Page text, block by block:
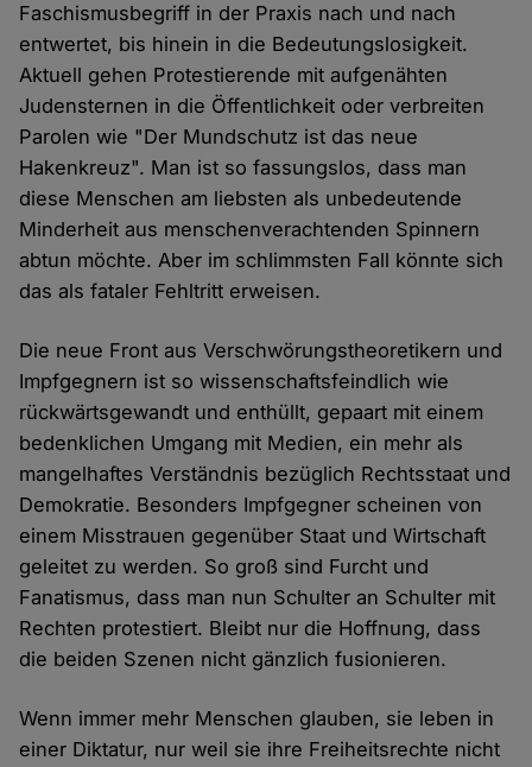
Faschismusbegriff in der Praxis nach und nach
entwertet, bis hinein in die Bedeutungslosigkeit.
Aktuell gehen Protestierende mit aufgenähten
Judensternen in die Öffentlichkeit oder verbreiten
Parolen wie "Der Mundschutz ist das neue
Hakenkreuz". Man ist so fassungslos, dass man
diese Menschen am liebsten als unbedeutende
Minderheit aus menschenverachtenden Spinnern
abtun möchte. Aber im schlimmsten Fall könnte sich
das als fataler Fehltritt erweisen.
Die neue Front aus Verschwörungstheoretikern und
Impfgegnern ist so wissenschaftsfeindlich wie
rückwärtsgewandt und enthüllt, gepaart mit einem
bedenklichen Umgang mit Medien, ein mehr als
mangelhaftes Verständnis bezüglich Rechtsstaat und
Demokratie. Besonders Impfgegner scheinen von
einem Misstrauen gegenüber Staat und Wirtschaft
geleitet zu werden. So groß sind Furcht und
Fanatismus, dass man nun Schulter an Schulter mit
Rechten protestiert. Bleibt nur die Hoffnung, dass
die beiden Szenen nicht gänzlich fusionieren.
Wenn immer mehr Menschen glauben, sie leben in
einer Diktatur, nur weil sie ihre Freiheitsrechte nicht